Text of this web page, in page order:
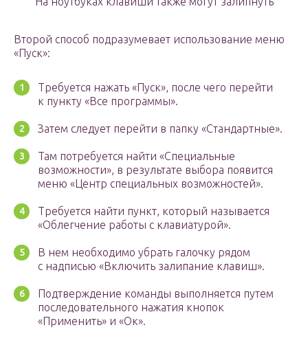
Второй способ подразумевает использование меню
«Пуск»:
Требуется нажать «Пуск», после чего перейти
к пункту «Все программы».
Затем следует перейти в папку «Стандартные».
Там потребуется найти «Специальные
возможности», в результате выбора появится
меню «Центр специальных возможностей».
Требуется найти пункт, который называется
«Облегчение работы с клавиатурой».
В нем необходимо убрать галочку рядом
с надписью «Включить залипание клавиш».
Подтверждение команды выполняется путем
последовательного нажатия кнопок
«Применить» и «Ок».